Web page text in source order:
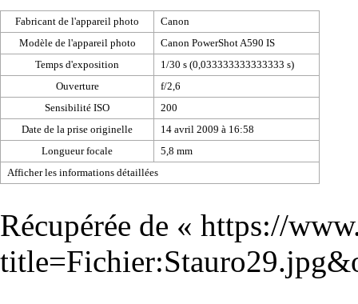
Fabricant de l'appareil photo
Canon
Modèle de l'appareil photo
Canon PowerShot A590 IS
Temps d'exposition
1/30 s (0,033333333333333 s)
Ouverture
f/2,6
Sensibilité ISO
200
Date de la prise originelle
14 avril 2009 à 16:58
Longueur focale
5,8 mm
Afficher les informations détaillées
Récupérée de « https://